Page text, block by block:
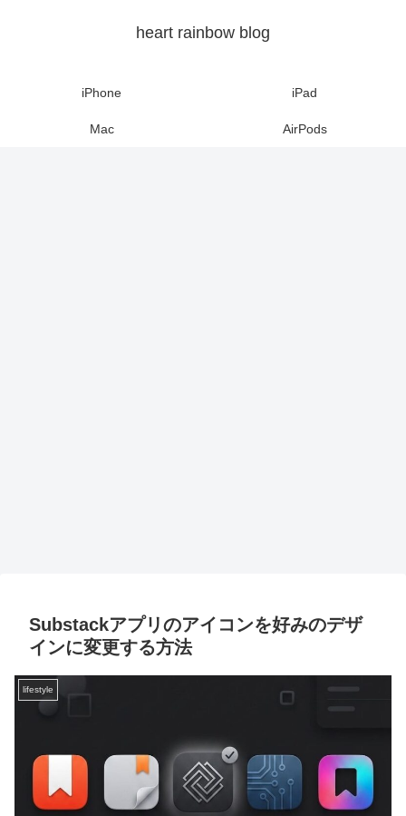
heart rainbow blog
iPhone iPad
Mac AirPods
Substackアプリのアイコンを好みのデザ
インに変更する方法
lifestyle